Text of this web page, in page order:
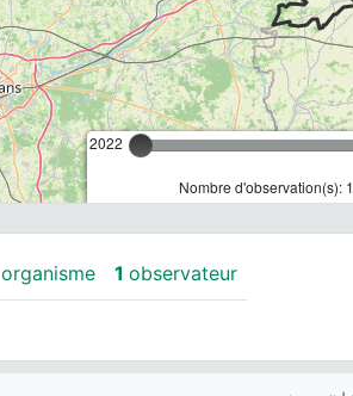
2022
Nombre d'observation(s): 1
organisme 1 observateur